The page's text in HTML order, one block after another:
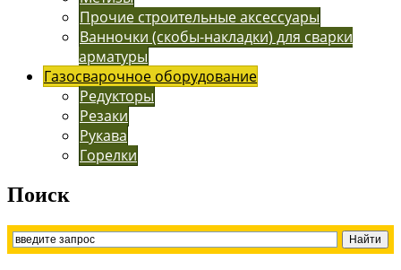
Прочие строительные аксессуары
Ванночки (скобы-накладки) для сварки
арматуры
Газосварочное оборудование
Редукторы
Резаки
Рукава
Горелки
Поиск